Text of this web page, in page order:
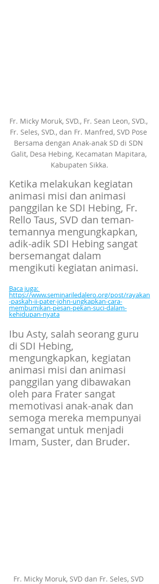
Fr. Micky Moruk, SVD., Fr. Sean Leon, SVD.,
Fr. Seles, SVD., dan Fr. Manfred, SVD Pose
Bersama dengan Anak-anak SD di SDN
Galit, Desa Hebing, Kecamatan Mapitara,
Kabupaten Sikka.
Ketika melakukan kegiatan
animasi misi dan animasi
panggilan ke SDI Hebing, Fr.
Rello Taus, SVD dan teman-
temannya mengungkapkan,
adik-adik SDI Hebing sangat
bersemangat dalam
mengikuti kegiatan animasi.
Baca juga:
https://www.seminariledalero.org/post/rayakan
-paskah-ii-pater-john-ungkapkan-cara-
membumikan-pesan-pekan-suci-dalam-
kehidupan-nyata
Ibu Asty, salah seorang guru
di SDI Hebing,
mengungkapkan, kegiatan
animasi misi dan animasi
panggilan yang dibawakan
oleh para Frater sangat
memotivasi anak-anak dan
semoga mereka mempunyai
semangat untuk menjadi
Imam, Suster, dan Bruder.
Fr. Micky Moruk, SVD dan Fr. Seles, SVD